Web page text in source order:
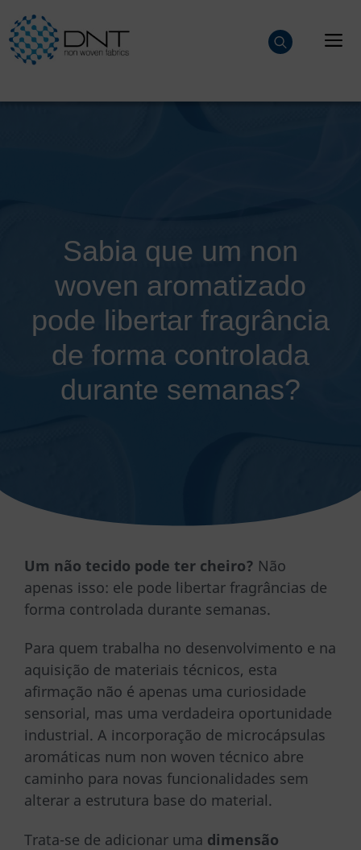
Saltar
para
Sabia que um non
woven aromatizado
pode libertar fragrância
de forma controlada
durante semanas?
Um não tecido pode ter cheiro? Não
apenas isso: ele pode libertar fragrâncias de
forma controlada durante semanas.
Para quem trabalha no desenvolvimento e na
aquisição de materiais técnicos, esta
afirmação não é apenas uma curiosidade
sensorial, mas uma verdadeira oportunidade
industrial. A incorporação de microcápsulas
aromáticas num non woven técnico abre
caminho para novas funcionalidades sem
alterar a estrutura base do material.
Trata-se de adicionar uma dimensão